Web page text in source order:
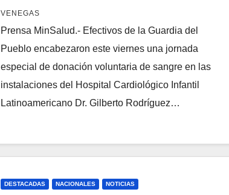
VENEGAS
Prensa MinSalud.- Efectivos de la Guardia del
Pueblo encabezaron este viernes una jornada
especial de donación voluntaria de sangre en las
instalaciones del Hospital Cardiológico Infantil
Latinoamericano Dr. Gilberto Rodríguez…
DESTACADAS NACIONALES NOTICIAS